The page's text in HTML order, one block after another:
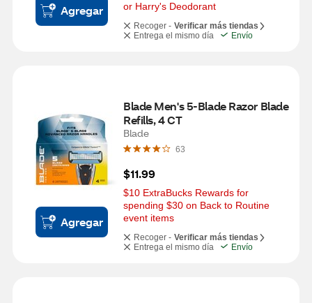
Agregar
or Harry's Deodorant
Recoger - Verificar más tiendas
Entrega el mismo día
Envío
Agregar
Blade Men's 5-Blade Razor Blade
Refills, 4 CT
Blade
63
$11.99
$10 ExtraBucks Rewards for
spending $30 on Back to Routine
event items
Recoger - Verificar más tiendas
Entrega el mismo día
Envío